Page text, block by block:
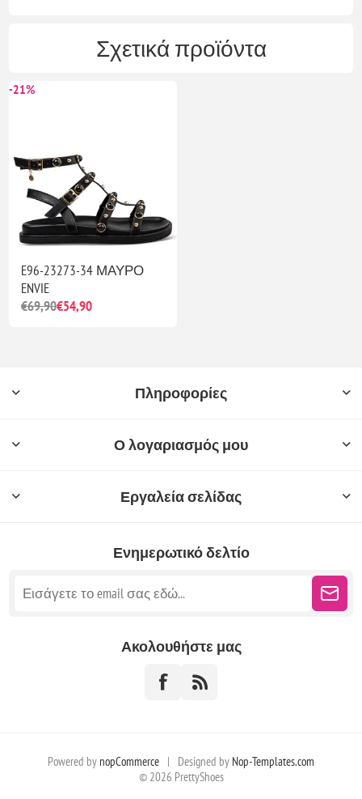
Σχετικά προϊόντα
-21%
E96-23273-34 ΜΑΥΡΟ
ENVIE
€69,90€54,90
Πληροφορίες
Ο λογαριασμός μου
Εργαλεία σελίδας
Ενημερωτικό δελτίο
Ακολουθήστε μας
Powered by nopCommerce | Designed by Nop-Templates.com
© 2026 PrettyShoes